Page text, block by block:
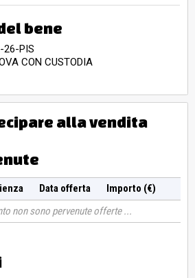
bene
PIS
CON CUSTODIA
alla vendita
Data offerta
Importo (€)
non sono pervenute offerte